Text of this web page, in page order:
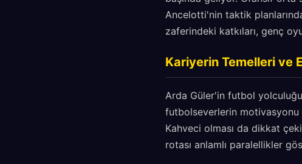
Ancelotti'nin taktik
zaferindeki katkıları, genç
Kariyerin Temelleri ve
Arda Güler'in futbol
futbolseverlerin motivasyonu
Kahveci olması da dikkat
rotası anlamlı paralellikler